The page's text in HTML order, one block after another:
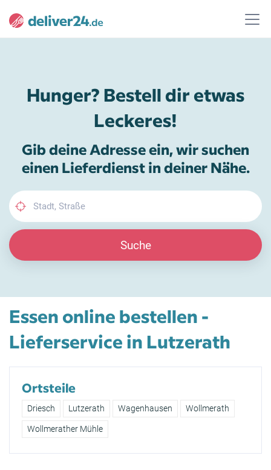
Hunger? Bestell dir etwas
Leckeres!
Gib deine Adresse ein, wir suchen
einen Lieferdienst in deiner Nähe.
Suche
Essen online bestellen -
Lieferservice in Lutzerath
Ortsteile
Driesch Lutzerath Wagenhausen Wollmerath
Wollmerather Mühle